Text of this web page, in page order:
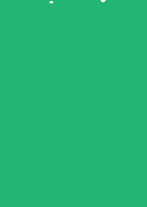
1888.
szüzességi
kezébe.
bár
hogy a
ő és társai
jóvá.